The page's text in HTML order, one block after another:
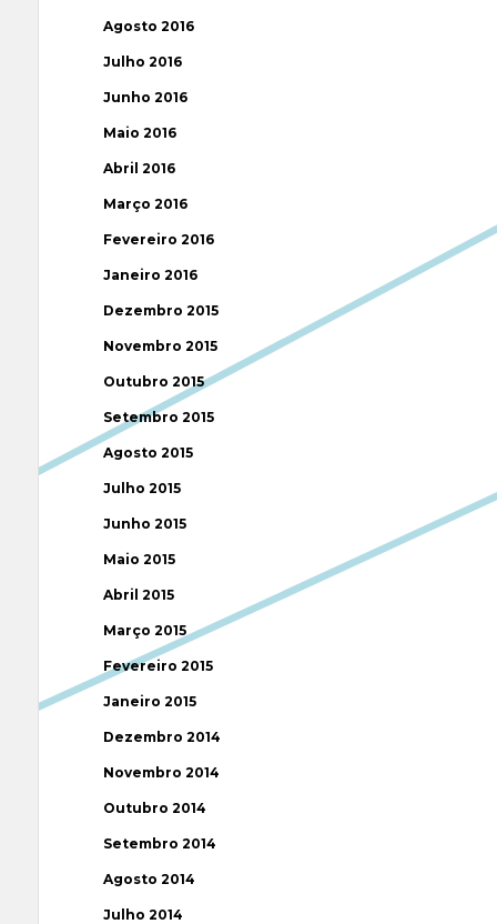
Agosto 2016
Julho 2016
Junho 2016
Maio 2016
Abril 2016
Março 2016
Fevereiro 2016
Janeiro 2016
Dezembro 2015
Novembro 2015
Outubro 2015
Setembro 2015
Agosto 2015
Julho 2015
Junho 2015
Maio 2015
Abril 2015
Março 2015
Fevereiro 2015
Janeiro 2015
Dezembro 2014
Novembro 2014
Outubro 2014
Setembro 2014
Agosto 2014
Julho 2014